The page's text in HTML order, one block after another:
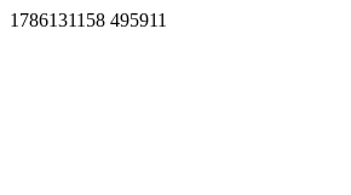
1786131158 495911